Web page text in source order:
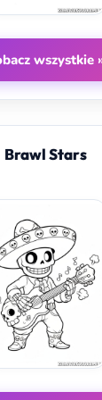
wszystkie
Brawl Stars